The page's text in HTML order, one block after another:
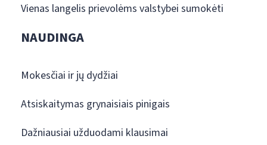
Vienas langelis prievolėms valstybei sumokėti
NAUDINGA
Mokesčiai ir jų dydžiai
Atsiskaitymas grynaisiais pinigais
Dažniausiai užduodami klausimai